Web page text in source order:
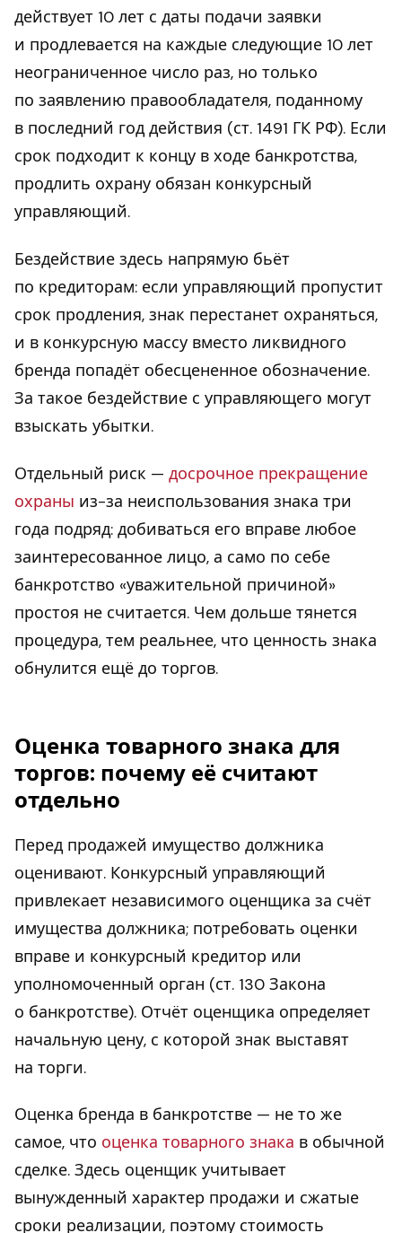
действует 10 лет с даты подачи заявки
и продлевается на каждые следующие 10 лет
неограниченное число раз, но только
по заявлению правообладателя, поданному
в последний год действия (ст. 1491 ГК РФ). Если
срок подходит к концу в ходе банкротства,
продлить охрану обязан конкурсный
управляющий.
Бездействие здесь напрямую бьёт
по кредиторам: если управляющий пропустит
срок продления, знак перестанет охраняться,
и в конкурсную массу вместо ликвидного
бренда попадёт обесцененное обозначение.
За такое бездействие с управляющего могут
взыскать убытки.
Отдельный риск — досрочное прекращение
охраны из-за неиспользования знака три
года подряд: добиваться его вправе любое
заинтересованное лицо, а само по себе
банкротство «уважительной причиной»
простоя не считается. Чем дольше тянется
процедура, тем реальнее, что ценность знака
обнулится ещё до торгов.
Оценка товарного знака для
торгов: почему её считают
отдельно
Перед продажей имущество должника
оценивают. Конкурсный управляющий
привлекает независимого оценщика за счёт
имущества должника; потребовать оценки
вправе и конкурсный кредитор или
уполномоченный орган (ст. 130 Закона
о банкротстве). Отчёт оценщика определяет
начальную цену, с которой знак выставят
на торги.
Оценка бренда в банкротстве — не то же
самое, что оценка товарного знака в обычной
сделке. Здесь оценщик учитывает
вынужденный характер продажи и сжатые
сроки реализации, поэтому стоимость